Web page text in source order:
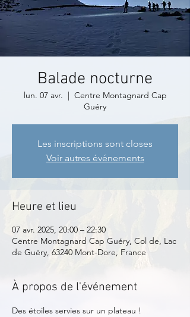
Balade nocturne
lun. 07 avr.
  |
Centre Montagnard Cap
Guéry
Les inscriptions sont closes
Voir autres événements
Heure et lieu
07 avr. 2025, 20:00 – 22:30
Centre Montagnard Cap Guéry, Col de, Lac
de Guéry, 63240 Mont-Dore, France
À propos de l'événement
Des étoiles servies sur un plateau !